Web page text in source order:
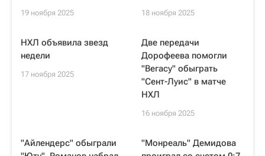
19 ноября 2025 18 ноября 2025
НХЛ объявила звезд
недели
17 ноября 2025
Две передачи
Дорофеева помогли
"Вегасу" обыграть
"Сент-Луис" в матче
НХЛ
16 ноября 2025
"Айлендерс" обыграли
"Монреаль" Демидова